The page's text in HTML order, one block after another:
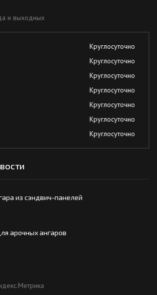
и выходных
Круглосуточно
Круглосуточно
Круглосуточно
Круглосуточно
Круглосуточно
Круглосуточно
Круглосуточно
из сэндвич-панелей
арочных ангаров